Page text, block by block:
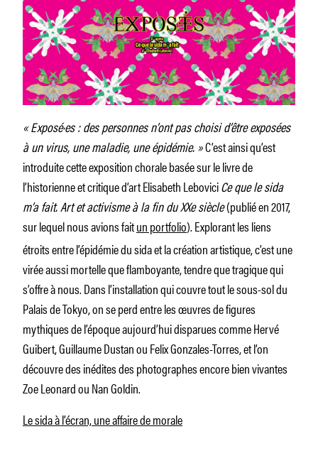
« Exposé·es : des personnes n’ont pas choisi d’être exposées
à un virus, une maladie, une épidémie. »C’est ainsi qu’est
introduite cette exposition chorale basée sur le livre de
l’historienne et critique d’art Elisabeth LeboviciCe que le sida
m’a fait. Art et activisme à la fin du XXe siècle(publié en 2017,
sur lequel nous avions faitun portfolio). Explorant les liens
étroits entre l’épidémie du sida et la création artistique, c’est une
virée aussi mortelle que flamboyante, tendre que tragique qui
s’offre à nous. Dans l’installation qui couvre tout le sous-sol du
Palais de Tokyo, on se perd entre les œuvres de figures
mythiques de l’époque aujourd’hui disparues comme Hervé
Guibert, Guillaume Dustan ou Felix Gonzales-Torres, et l’on
découvre des inédites des photographes encore bien vivantes
Zoe Leonard ou Nan Goldin.
Le sida à l’écran, une affaire de morale